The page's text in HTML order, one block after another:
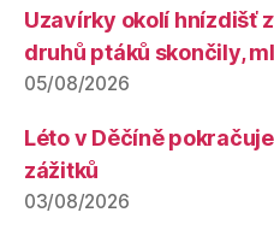
Uzavírky okolí hnízdišť
druhů ptáků skončily,
05/08/2026
Léto v Děčíně
zážitků
03/08/2026